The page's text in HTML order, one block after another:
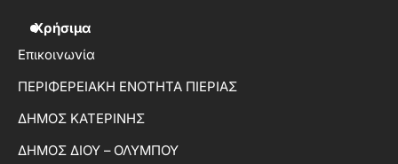
Χρήσιμα
Επικοινωνία
ΠΕΡΙΦΕΡΕΙΑΚΗ ΕΝΟΤΗΤΑ ΠΙΕΡΙΑΣ
ΔΗΜΟΣ ΚΑΤΕΡΙΝΗΣ
ΔΗΜΟΣ ΔΙΟΥ – ΟΛΥΜΠΟΥ